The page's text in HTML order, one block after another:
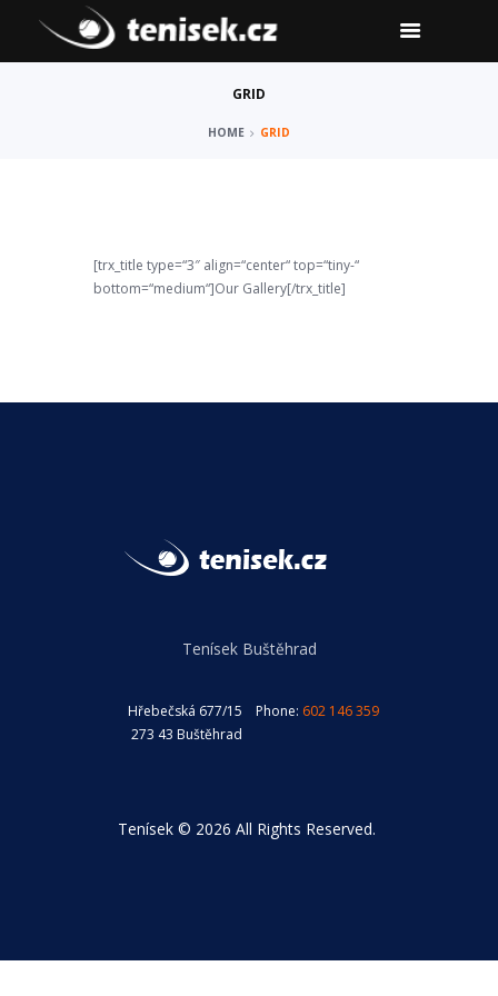
GRID
HOME GRID
[trx_title type=“3″ align=“center“ top=“tiny-“
bottom=“medium“]Our Gallery[/trx_title]
Tenísek Buštěhrad
Phone: 602 146 359
Hřebečská 677/15
273 43 Buštěhrad
Tenísek © 2026 All Rights Reserved.